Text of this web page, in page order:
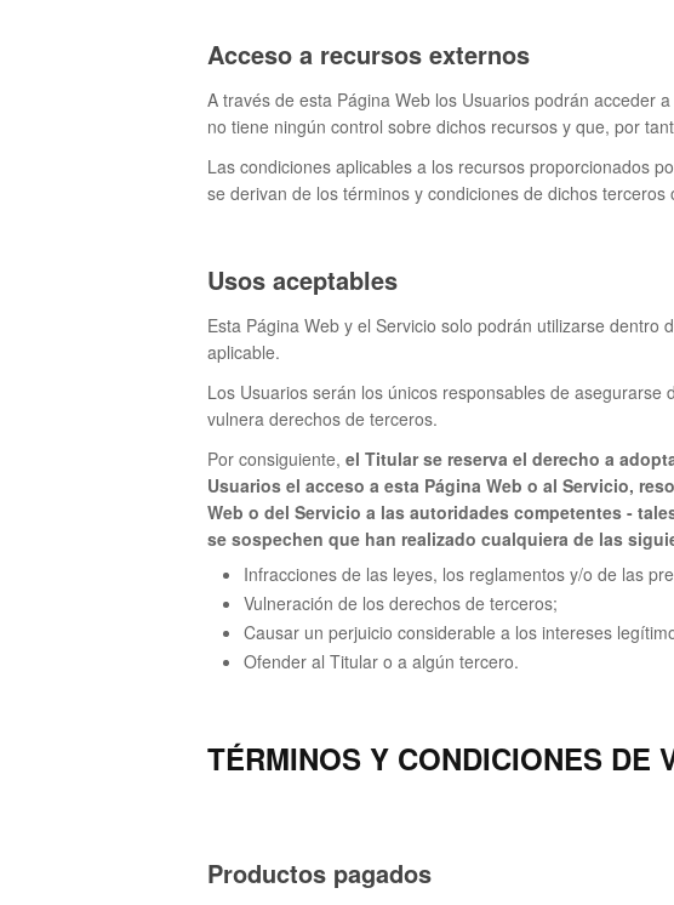
Acceso a recursos externos
A través de esta Página Web los Usuarios podrán acceder
no tiene ningún control sobre dichos recursos y que, por
Las condiciones aplicables a los recursos proporcionados
se derivan de los términos y condiciones de dichos
Usos aceptables
Esta Página Web y el Servicio solo podrán utilizarse
aplicable.
Los Usuarios serán los únicos responsables de
vulnera derechos de terceros.
Por consiguiente, el Titular se reserva el derecho a
Usuarios el acceso a esta Página Web o al Servicio,
Web o del Servicio a las autoridades competentes -
se sospechen que han realizado cualquiera de las
Infracciones de las leyes, los reglamentos y/o de las
Vulneración de los derechos de terceros;
Causar un perjuicio considerable a los intereses
Ofender al Titular o a algún tercero.
TÉRMINOS Y CONDICIONES DE
Productos pagados